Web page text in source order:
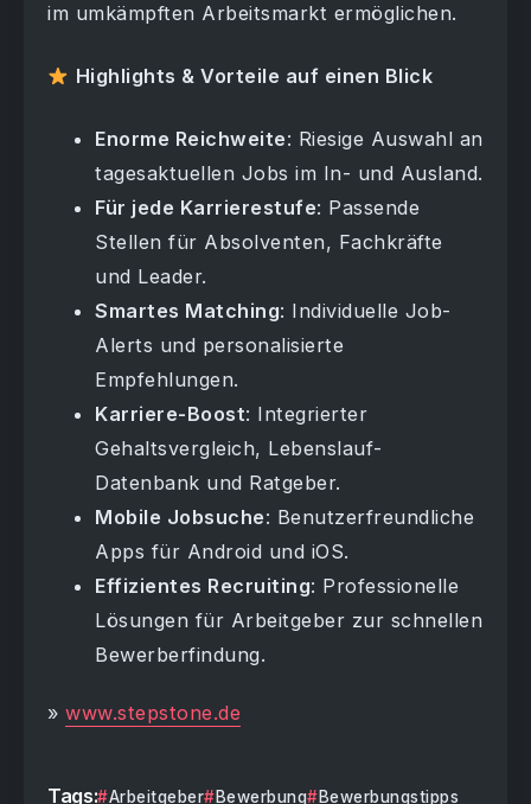
im umkämpften Arbeitsmarkt ermöglichen.
Highlights & Vorteile auf einen Blick
Enorme Reichweite: Riesige Auswahl an
tagesaktuellen Jobs im In- und Ausland.
Für jede Karrierestufe: Passende
Stellen für Absolventen, Fachkräfte
und Leader.
Smartes Matching: Individuelle Job-
Alerts und personalisierte
Empfehlungen.
Karriere-Boost: Integrierter
Gehaltsvergleich, Lebenslauf-
Datenbank und Ratgeber.
Mobile Jobsuche: Benutzerfreundliche
Apps für Android und iOS.
Effizientes Recruiting: Professionelle
Lösungen für Arbeitgeber zur schnellen
Bewerberfindung.
» www.stepstone.de
Tags: Arbeitgeber Bewerbung Bewerbungstipps